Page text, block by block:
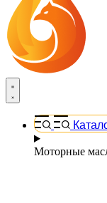
Моторные